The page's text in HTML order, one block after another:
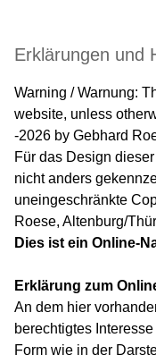
Erklärungen und
Warning / Warnung:
website, unless
-2026 by Gebhard
Für das Design
nicht anders
uneingeschränkte
Roese, Altenburg/
Dies ist ein Online-
Erklärung zum
An dem hier
berechtigtes
Form wie in der